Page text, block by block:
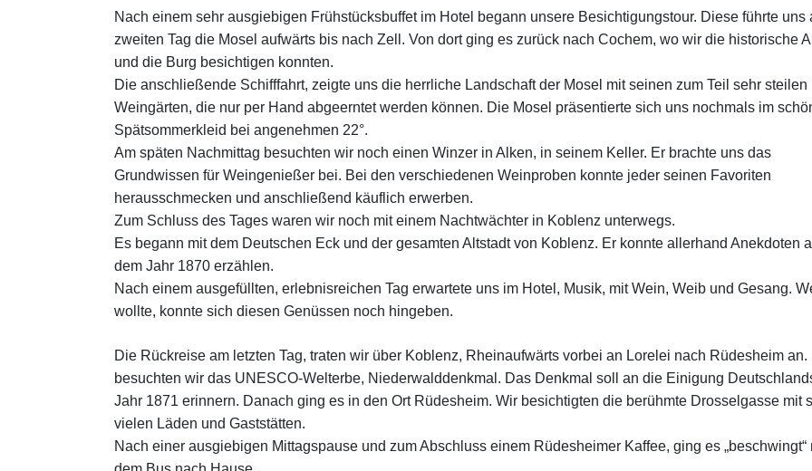
Nach einem sehr ausgiebigen Frühstücksbuffet im Hotel begann unsere Besichtigungstour. Diese führte uns
zweiten Tag die Mosel aufwärts bis nach Zell. Von dort ging es zurück nach Cochem, wo wir die historische
und die Burg besichtigen konnten.
Die anschließende Schifffahrt, zeigte uns die herrliche Landschaft der Mosel mit seinen zum Teil sehr steilen
Weingärten, die nur per Hand abgeerntet werden können. Die Mosel präsentierte sich uns nochmals im
Spätsommerkleid bei angenehmen 22°.
Am späten Nachmittag besuchten wir noch einen Winzer in Alken, in seinem Keller. Er brachte uns das
Grundwissen für Weingenießer bei. Bei den verschiedenen Weinproben konnte jeder seinen Favoriten
herausschmecken und anschließend käuflich erwerben.
Zum Schluss des Tages waren wir noch mit einem Nachtwächter in Koblenz unterwegs.
Es begann mit dem Deutschen Eck und der gesamten Altstadt von Koblenz. Er konnte allerhand Anekdoten
dem Jahr 1870 erzählen.
Nach einem ausgefüllten, erlebnisreichen Tag erwartete uns im Hotel, Musik, mit Wein, Weib und Gesang.
wollte, konnte sich diesen Genüssen noch hingeben.
Die Rückreise am letzten Tag, traten wir über Koblenz, Rheinaufwärts vorbei an Lorelei nach Rüdesheim an.
besuchten wir das UNESCO-Welterbe, Niederwalddenkmal. Das Denkmal soll an die Einigung
Jahr 1871 erinnern. Danach ging es in den Ort Rüdesheim. Wir besichtigten die berühmte Drosselgasse mit
vielen Läden und Gaststätten.
Nach einer ausgiebigen Mittagspause und zum Abschluss einem Rüdesheimer Kaffee, ging es „beschwingt“